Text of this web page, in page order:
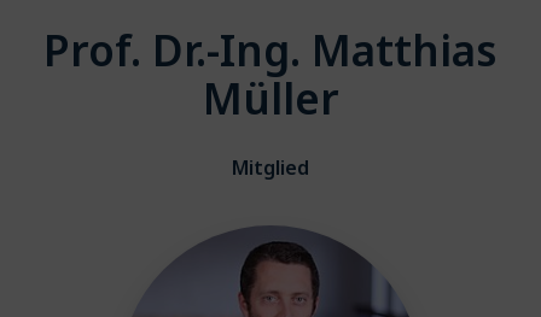
Prof. Dr.-Ing. Matthias
Müller
Mitglied